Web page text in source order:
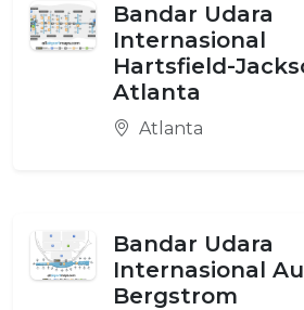
Bandar Udara
Internasional
Hartsfield-
Atlanta
Atlanta
Bandar Udara
Internasional
Bergstrom